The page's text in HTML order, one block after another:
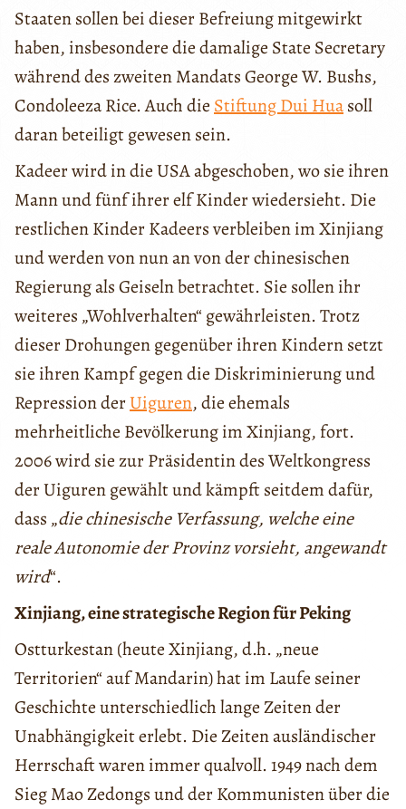
Staaten sollen bei dieser Befreiung mitgewirkt
haben, insbesondere die damalige State Secretary
während des zweiten Mandats George W. Bushs,
Condoleeza Rice. Auch die Stiftung Dui Huasoll
daran beteiligt gewesen sein.
Kadeer wird in die USA abgeschoben, wo sie ihren
Mann und fünf ihrer elf Kinder wiedersieht. Die
restlichen Kinder Kadeers verbleiben im Xinjiang
und werden von nun an von der chinesischen
Regierung als Geiseln betrachtet. Sie sollen ihr
weiteres „Wohlverhalten“ gewährleisten. Trotz
dieser Drohungen gegenüber ihren Kindern setzt
sie ihren Kampf gegen die Diskriminierung und
Repression derUiguren, die ehemals
mehrheitliche Bevölkerung im Xinjiang, fort.
2006 wird sie zur Präsidentin des Weltkongress
der Uiguren gewählt und kämpft seitdem dafür,
dass „die chinesische Verfassung, welche eine
reale Autonomie der Provinz vorsieht, angewandt
wird“.
Xinjiang, eine strategische Region für Peking
Ostturkestan (heute Xinjiang, d.h. „neue
Territorien“ auf Mandarin) hat im Laufe seiner
Geschichte unterschiedlich lange Zeiten der
Unabhängigkeit erlebt. Die Zeiten ausländischer
Herrschaft waren immer qualvoll. 1949 nach dem
Sieg Mao Zedongs und der Kommunisten über die